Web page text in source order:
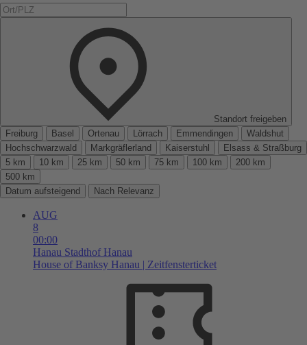
Standort freigeben
Freiburg
Basel Ortenau Lörrach Emmendingen
Waldshut
Hochschwarzwald
Markgräflerland Kaiserstuhl
Elsass & Straßburg
5 km
10 km 25 km 50 km 75 km 100 km
200 km
500 km
Datum aufsteigend
Nach Relevanz
AUG
8
00:00
Hanau Stadthof Hanau
House of Banksy Hanau | Zeitfensterticket